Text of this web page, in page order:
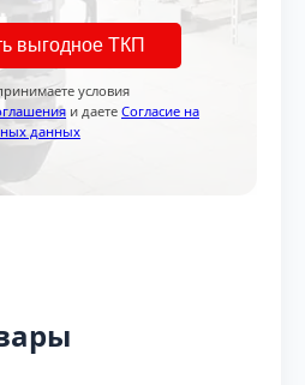
выгодное ТКП
условия
и даете Согласие на
данных